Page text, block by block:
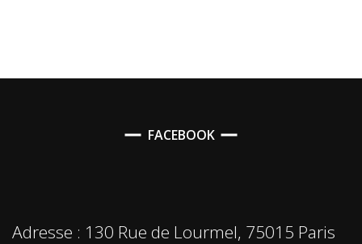
FACEBOOK
Adresse : 130 Rue de Lourmel, 75015 Paris